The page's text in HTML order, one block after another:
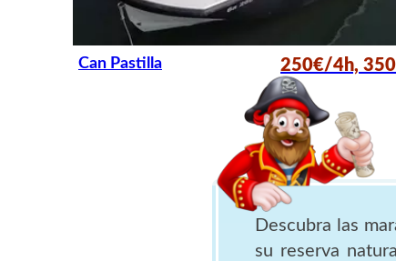
Can Pastilla 250€/4h,
Descubra las
su reserva